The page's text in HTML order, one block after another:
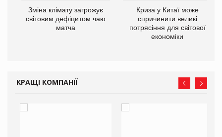
Зміна клімату загрожує
світовим дефіцитом чаю
матча
Криза у Китаї може
спричинити великі
потрясіння для світової
економіки
КРАЩІ КОМПАНІЇ